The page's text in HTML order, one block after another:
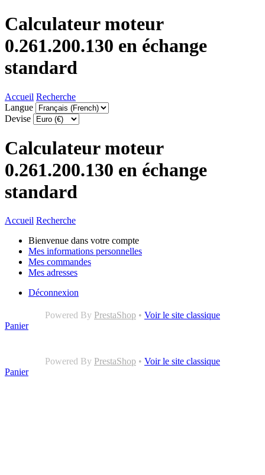
Calculateur moteur
0.261.200.130 en échange
standard
Accueil Recherche
Langue
Devise
Calculateur moteur
0.261.200.130 en échange
standard
Accueil Recherche
Bienvenue dans votre compte
Mes informations personnelles
Mes commandes
Mes adresses
Déconnexion
Powered By PrestaShop • Voir le site classique
Panier
Powered By PrestaShop • Voir le site classique
Panier